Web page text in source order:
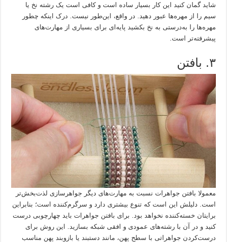
شاید گمان کنید این کار بسیار ساده است و کافی است یک رشته نخ یا
سیم را از مهره‌ها عبور دهید. در واقع، این‌طور نیست. درک اینکه چطور
مهره‌ها را به‌درستی به نخ بکشید پایه‌ای برای بسیاری از مهارت‌های
پیشرفته‌تر است.
۳. بافتن
معمولا بافتن جواهرات نسبت به مهارت‌های دیگر جواهرسازی لذت‌بخش‌تر
است. دلیلش این است که تنوع بیشتری دارد و سرگرم‌کننده است؛ بنابراین
برایتان خسته‌کننده نخواهد بود. برای بافتن جواهرات باید چهارچوبی درست
کنید و در آن با رشته‌های عمودی و افقی شبکه بسازید. این روش برای
درست‌کردن جواهراتی با سطح پهن، مانند دستبند یا بازوبند پهن مناسب